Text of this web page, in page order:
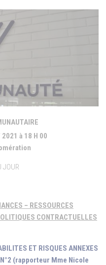
à 18 H 00
JOUR
– RESSOURCES
CONTRACTUELLES
ET RISQUES ANNEXES
(rapporteur Mme Nicole